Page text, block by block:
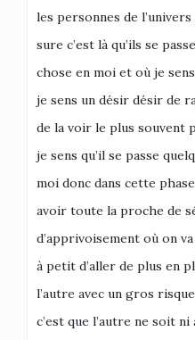
les personnes de l’univers
sure c’est là qu’ils se
chose en moi et où je
je sens un désir désir de
de la voir le plus souvent
je sens qu’il se passe
moi donc dans cette
avoir toute la proche de
d’apprivoisement où on
à petit d’aller de plus en
l’autre avec un gros
c’est que l’autre ne soit ni